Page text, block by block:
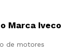
Marca Iveco
de motores